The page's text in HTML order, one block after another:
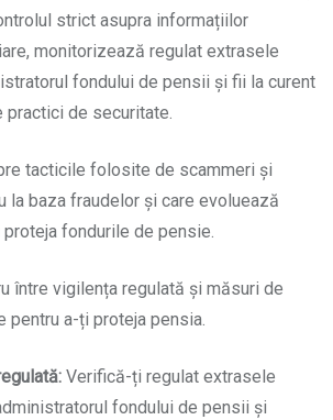
strict asupra informațiilor
monitorizează regulat extrasele
fondului de pensii și fii la curent
practici de securitate.
tacticile folosite de scammeri și
la baza fraudelor și care evoluează
fondurile de pensie.
între vigilența regulată și măsuri de
pentru a-ți proteja pensia.
Verifică-ți regulat extrasele
fondului de pensii și